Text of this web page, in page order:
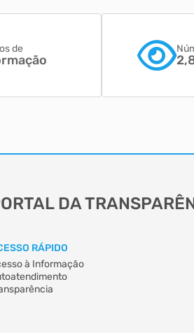
de
DA
RÁPIDO
à Informação